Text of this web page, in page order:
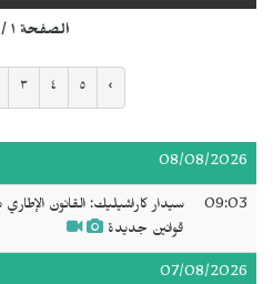
الصفحة ١ / ١٠٧
٣ ٤ ٥ ›
08/08/2026
09:03
سيدار كاراشيليك: القانون
قوانين جديدة
07/08/2026